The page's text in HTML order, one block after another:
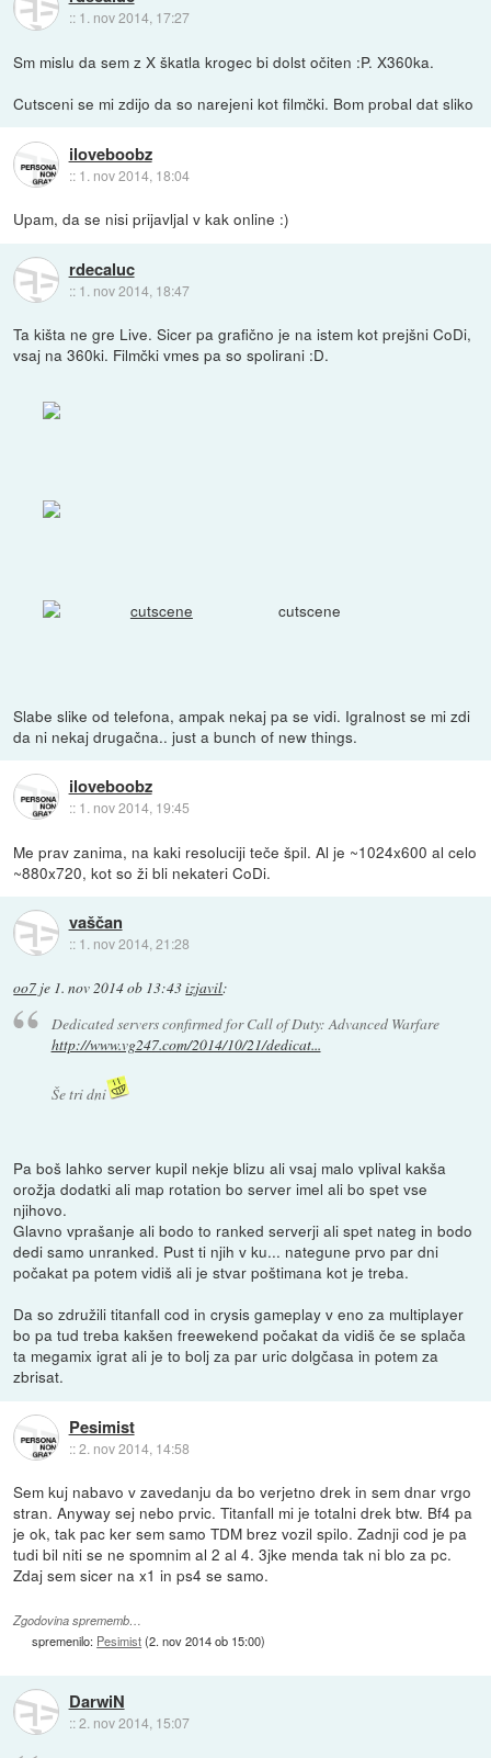
:: 1. nov 2014, 17:27
Sm mislu da sem z X škatla krogec bi dolst očiten :P. X360ka.
Cutsceni se mi zdijo da so narejeni kot filmčki. Bom probal dat sliko
iloveboobz
:: 1. nov 2014, 18:04
Upam, da se nisi prijavljal v kak online :)
rdecaluc
:: 1. nov 2014, 18:47
Ta kišta ne gre Live. Sicer pa grafično je na istem kot prejšni CoDi,
vsaj na 360ki. Filmčki vmes pa so spolirani :D.
cutscene
Slabe slike od telefona, ampak nekaj pa se vidi. Igralnost se mi zdi
da ni nekaj drugačna.. just a bunch of new things.
iloveboobz
:: 1. nov 2014, 19:45
Me prav zanima, na kaki resoluciji teče špil. Al je ~1024x600 al celo
~880x720, kot so ži bli nekateri CoDi.
vaščan
:: 1. nov 2014, 21:28
oo7 je 1. nov 2014 ob 13:43izjavil:
Dedicated servers confirmed for Call of Duty: Advanced Warfare
http://www.vg247.com/2014/10/21/dedicat...
Še tri dni
Pa boš lahko server kupil nekje blizu ali vsaj malo vplival kakša
orožja dodatki ali map rotation bo server imel ali bo spet vse
njihovo.
Glavno vprašanje ali bodo to ranked serverji ali spet nateg in bodo
dedi samo unranked. Pust ti njih v ku... nategune prvo par dni
počakat pa potem vidiš ali je stvar poštimana kot je treba.
Da so združili titanfall cod in crysis gameplay v eno za multiplayer
bo pa tud treba kakšen freewekend počakat da vidiš če se splača
ta megamix igrat ali je to bolj za par uric dolgčasa in potem za
zbrisat.
Pesimist
::2. nov 2014, 14:58
Sem kuj nabavo v zavedanju da bo verjetno drek in sem dnar vrgo
stran. Anyway sej nebo prvic. Titanfall mi je totalni drek btw. Bf4 pa
je ok, tak pac ker sem samo TDM brez vozil spilo. Zadnji cod je pa
tudi bil niti se ne spomnim al 2 al 4. 3jke menda tak ni blo za pc.
Zdaj sem sicer na x1 in ps4 se samo.
Zgodovina sprememb…
spremenilo: Pesimist(2. nov 2014 ob 15:00)
DarwiN
::2. nov 2014, 15:07